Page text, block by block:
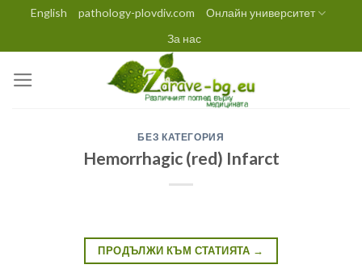
content
English pathology-plovdiv.com
Онлайн университет
За нас
БЕЗ КАТЕГОРИЯ
Hemorrhagic (red) Infarct
ПРОДЪЛЖИ КЪМ СТАТИЯТА →